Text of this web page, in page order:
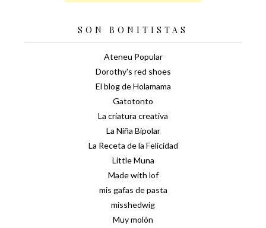
SON BONITISTAS
Ateneu Popular
Dorothy's red shoes
El blog de Holamama
Gatotonto
La criatura creativa
La Niña Bipolar
La Receta de la Felicidad
Little Muna
Made with lof
mis gafas de pasta
misshedwig
Muy molón